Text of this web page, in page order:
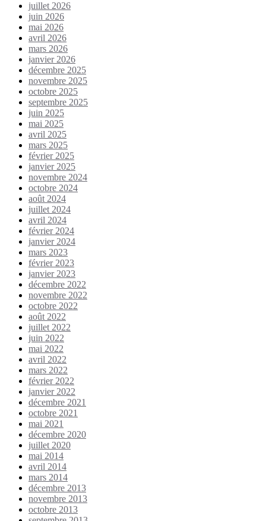
juillet 2026
juin 2026
mai 2026
avril 2026
mars 2026
janvier 2026
décembre 2025
novembre 2025
octobre 2025
septembre 2025
juin 2025
mai 2025
avril 2025
mars 2025
février 2025
janvier 2025
novembre 2024
octobre 2024
août 2024
juillet 2024
avril 2024
février 2024
janvier 2024
mars 2023
février 2023
janvier 2023
décembre 2022
novembre 2022
octobre 2022
août 2022
juillet 2022
juin 2022
mai 2022
avril 2022
mars 2022
février 2022
janvier 2022
décembre 2021
octobre 2021
mai 2021
décembre 2020
juillet 2020
mai 2014
avril 2014
mars 2014
décembre 2013
novembre 2013
octobre 2013